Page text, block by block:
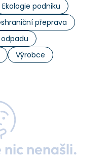
Ekologie podniku
přeprava
Výrobce
nic nenašli.